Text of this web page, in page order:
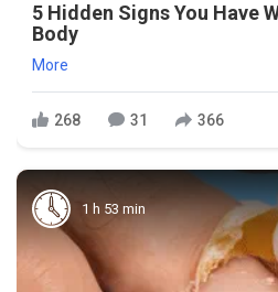
5 Hidden Signs You Have
Body
More
268 31 366
1 h 53 min